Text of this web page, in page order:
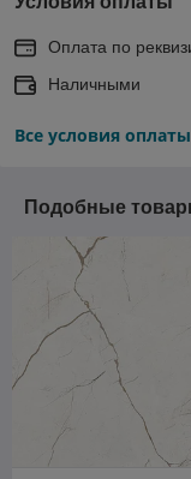
Оплата по
Наличными
Все условия оплаты
Подобные